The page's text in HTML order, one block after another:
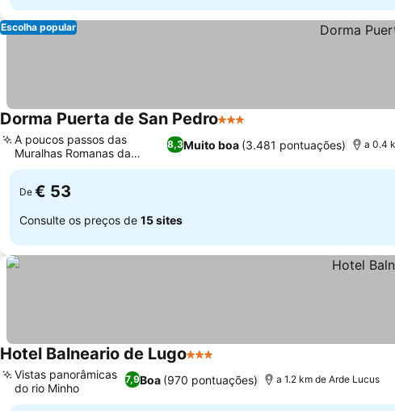
Escolha popular
Dorma Puerta de San Pedro3 Estrelas
8,3Muito boa (3.481 pontuações)
A poucos passos das
Muralhas Romanas da
UNESCO
a 0.4
De € 53
Consulte os preços de 15 sites
Hotel Balneario de Lugo3 Estrelas
7,9Boa (970 pontuações)
Vistas panorâmicas
do rio Minho
a 1.2 km de Arde Lucus